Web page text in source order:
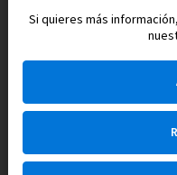
para su vida feliz en España
Si quieres más